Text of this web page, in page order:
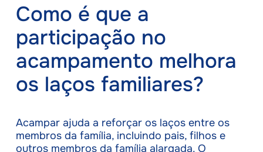
Como é que a
participação no
acampamento melhora
os laços familiares?
Acampar ajuda a reforçar os laços entre os
membros da família, incluindo pais, filhos e
outros membros da família alargada. O